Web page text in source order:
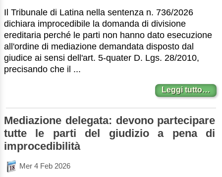
Il Tribunale di Latina nella sentenza n. 736/2026
dichiara improcedibile la domanda di divisione
ereditaria perché le parti non hanno dato esecuzione
all'ordine di mediazione demandata disposto dal
giudice ai sensi dell'art. 5-quater D. Lgs. 28/2010,
precisando che il ...
Leggi tutto…
Mediazione delegata: devono partecipare
tutte le parti del giudizio a pena di
improcedibilità
Mer 4 Feb 2026